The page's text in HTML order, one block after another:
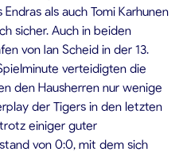
als auch Tomi Karhunen
sicher. Auch in beiden
von Ian Scheid in der 13.
verteidigten die
den Hausherren nur wenige
der Tigers in den letzten
einiger guter
von 0:0, mit dem sich